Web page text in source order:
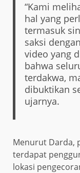
“Kami
hal yang
termasuk
saksi
video yang
bahwa
terdakwa,
dibuktikan
ujarnya.
Menurut Darda,
terdapat
lokasi